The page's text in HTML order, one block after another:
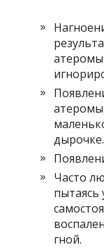
атеромы
дырочке.
Часто
пытаясь
гной.